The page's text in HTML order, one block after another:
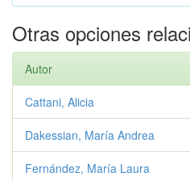
Otras opciones
Autor
Cattani, Alicia
Dakessian, María Andrea
Fernández, María Laura